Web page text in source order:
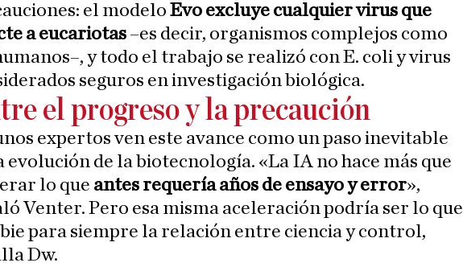
el modelo Evo excluye cualquier virus que
a eucariotas –es decir, organismos complejos como
y todo el trabajo se realizó con E. coli y virus
seguros en investigación biológica.
el progreso y la precaución
expertos ven este avance como un paso inevitable
evolución de la biotecnología. «La IA no hace más que
lo que antes requería años de ensayo y error»,
Venter. Pero esa misma aceleración podría ser lo que
para siempre la relación entre ciencia y control,
Dw.